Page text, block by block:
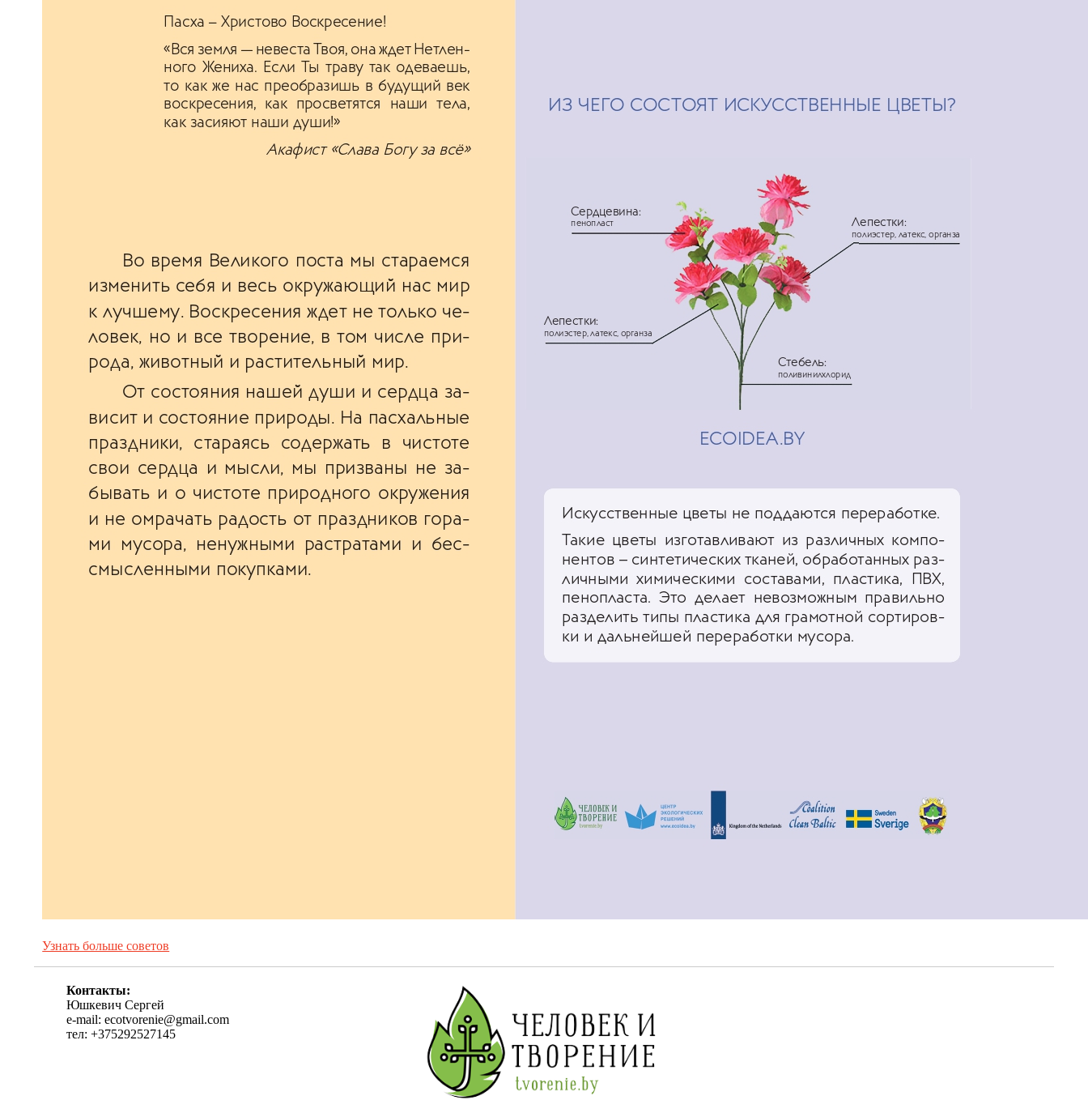
Узнать больше советов
Контакты:
Юшкевич Сергей
e-mail: ecotvorenie@gmail.com
тел: +375292527145